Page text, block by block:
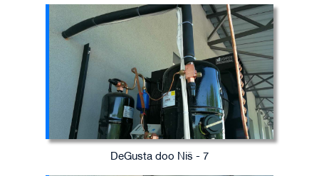
DeGusta doo Niš - 7